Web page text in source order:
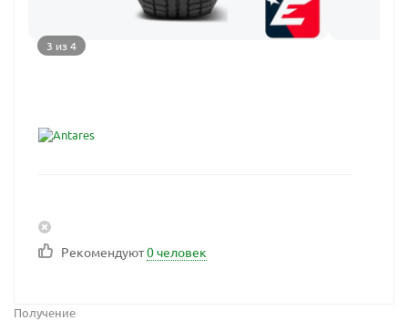
3 из 4
Рекомендуют0 человек
Получение